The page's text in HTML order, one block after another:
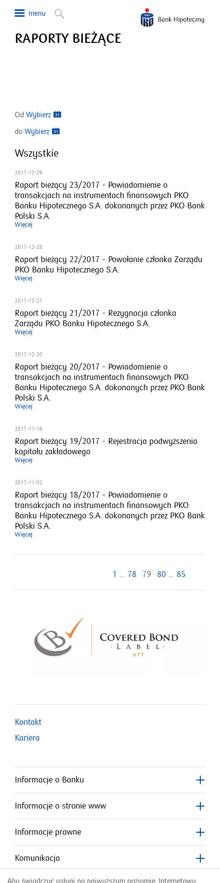
RAPORTY BIEŻĄCE
Od Wybierz
do Wybierz
Wszystkie
2017-12-29
Raport bieżący 23/2017 - Powiadomienie o
transakcjach na instrumentach finansowych PKO
Banku Hipotecznego S.A. dokonanych przez PKO Bank
Polski S.A.
Więcej
2017-12-28
Raport bieżący 22/2017 - Powołanie członka Zarządu
PKO Banku Hipotecznego S.A.
Więcej
2017-12-21
Raport bieżący 21/2017 - Rezygnacja członka
Zarządu PKO Banku Hipotecznego S.A.
Więcej
2017-12-20
Raport bieżący 20/2017 - Powiadomienie o
transakcjach na instrumentach finansowych PKO
Banku Hipotecznego S.A. dokonanych przez PKO Bank
Polski S.A.
Więcej
2017-11-16
Raport bieżący 19/2017 - Rejestracja podwyższenia
kapitału zakładowego
Więcej
2017-11-02
Raport bieżący 18/2017 - Powiadomienie o
transakcjach na instrumentach finansowych PKO
Banku Hipotecznego S.A. dokonanych przez PKO Bank
Polski S.A.
Więcej
1 ... 78 79 80 ... 85
Kontakt
Kariera
Informacje o Banku
Informacje o stronie www
Informacje prawne
Komunikacja
Aby świadczyć usługi na najwyższym poziomie, Internetowy